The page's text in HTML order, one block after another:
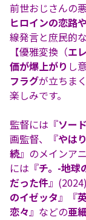
前世おじさんの
ヒロインの恋路
線発言と庶民的
【優雅変換（エ
価が爆上がり し
フラグが立ちま
楽しみです。
監督には『ソー
画監督、『やは
続』のメインア
には『チ。-地球
だった件』
のイゼッタ』『
恋々』などの亜